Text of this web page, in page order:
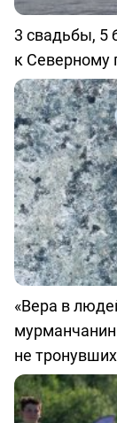
3 свадьбы, 5
к Северному
«Вера в
не